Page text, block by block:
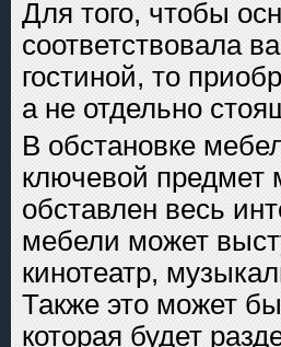
Для того, чтобы
соответствовала
гостиной, то
а не отдельно
В обстановке
ключевой предмет
обставлен весь
мебели может
кинотеатр,
Также это может
которая будет